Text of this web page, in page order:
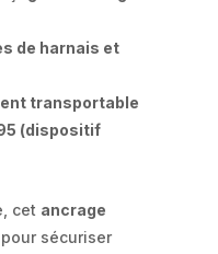
de harnais et
transportable
(dispositif
cet ancrage
sécuriser